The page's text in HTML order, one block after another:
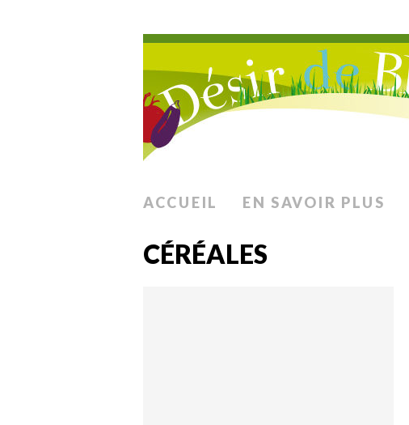
ACCUEIL EN SAVOIR PLUS
CÉRÉALES